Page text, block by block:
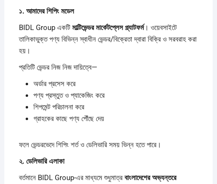
১. আমাদেরশিপিং মডেল
BIDL Group একটি মাল্টিভেন্ডরমার্কেটপ্লেসপ্ল্যাটফর্ম। ওয়েবসাইটে
তালিকাভুক্ত পণ্য বিভিন্ন স্বাধীন ভেন্ডর/বিক্রেতা দ্বারা বিক্রি ও সরবরাহ করা
হয়।
প্রতিটি ভেন্ডর নিজ নিজ দায়িত্বে—
অর্ডার প্রসেস করে
পণ্য প্রস্তুত ও প্যাকেজিং করে
শিপমেন্ট পরিচালনা করে
গ্রাহকের কাছে পণ্য পৌঁছে দেয়
ফলে ভেন্ডরভেদে শিপিং শর্ত ও ডেলিভারি সময় ভিন্ন হতে পারে।
২. ডেলিভারিএলাকা
বর্তমানে BIDL Group-এর মাধ্যমে শুধুমাত্র বাংলাদেশেরঅভ্যন্তরে